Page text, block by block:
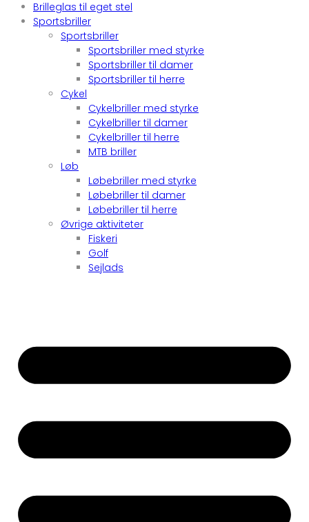
Brilleglas til eget stel
Sportsbriller
Sportsbriller
Sportsbriller med styrke
Sportsbriller til damer
Sportsbriller til herre
Cykel
Cykelbriller med styrke
Cykelbriller til damer
Cykelbriller til herre
MTB briller
Løb
Løbebriller med styrke
Løbebriller til damer
Løbebriller til herre
Øvrige aktiviteter
Fiskeri
Golf
Sejlads